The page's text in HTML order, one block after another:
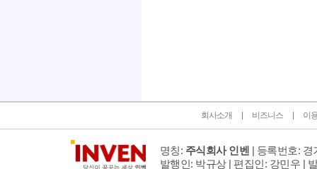
회사소개 비즈니스 이
명칭: 주식회사 인벤 | 등록번호: 경
발행인: 박규상 | 편집인: 강민우 |